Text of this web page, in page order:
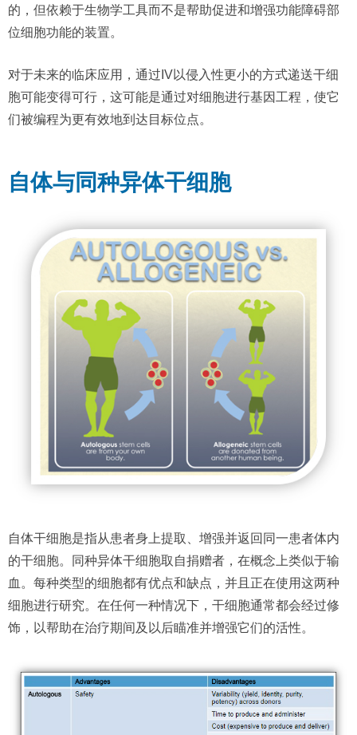
的，但依赖于生物学工具而不是帮助促进和增强功能障碍部
位细胞功能的装置。
对于未来的临床应用，通过IV以侵入性更小的方式递送干细
胞可能变得可行，这可能是通过对细胞进行基因工程，使它
们被编程为更有效地到达目标位点。
自体与同种异体干细胞
自体干细胞是指从患者身上提取、增强并返回同一患者体内
的干细胞。同种异体干细胞取自捐赠者，在概念上类似于输
血。每种类型的细胞都有优点和缺点，并且正在使用这两种
细胞进行研究。在任何一种情况下，干细胞通常都会经过修
饰，以帮助在治疗期间及以后瞄准并增强它们的活性。